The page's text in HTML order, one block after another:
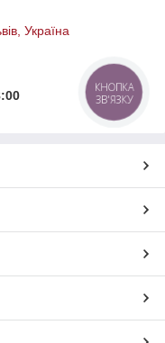
Україна
КНОПКА
ЗВ'ЯЗКУ